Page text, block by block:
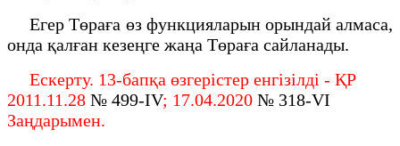
Егер Төраға өз функцияларын орындай алмаса,
онда қалған кезеңге жаңа Төраға сайланады.
Ескерту. 13-бапқа өзгерістер енгізілді - ҚР
2011.11.28 № 499-IV; 17.04.2020 № 318-VI
Заңдарымен.